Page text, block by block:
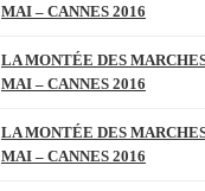
MAI – CANNES 2016
LA MONTÉE DES
MAI – CANNES 2016
LA MONTÉE DES
MAI – CANNES 2016